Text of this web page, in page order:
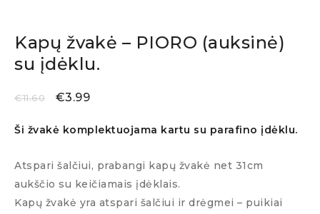
Kapų žvakė – PIORO (auksinė)
su įdėklu.
€11.60 €3.99
Ši žvakė komplektuojama kartu su parafino įdėklu.
Atspari šalčiui, prabangi kapų žvakė net 31cm
aukščio su keičiamais įdėklais.
Kapų žvakė yra atspari šalčiui ir drėgmei – puikiai